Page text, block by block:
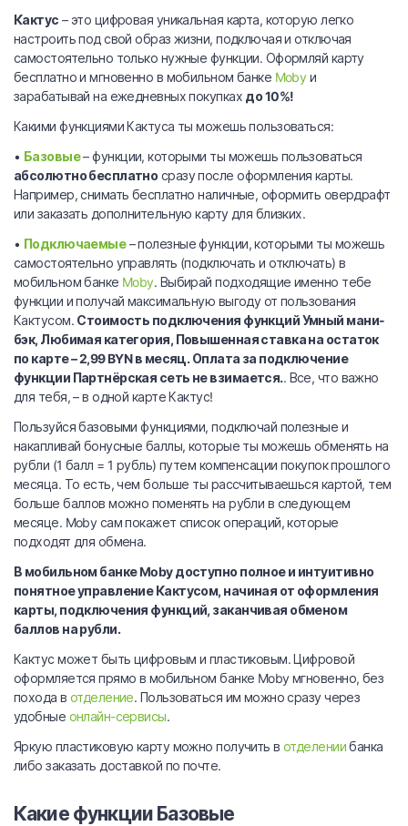
Кактус – это цифровая уникальная карта, которую легко
настроить под свой образ жизни, подключая и отключая
самостоятельно только нужные функции. Оформляй карту
бесплатно и мгновенно в мобильном банке Mobyи
зарабатывай на ежедневных покупках до 10%!
Какими функциями Кактуса ты можешь пользоваться:
• Базовые– функции, которыми ты можешь пользоваться
абсолютно бесплатно сразу после оформления карты.
Например, снимать бесплатно наличные, оформить овердрафт
или заказать дополнительную карту для близких.
• Подключаемые– полезные функции, которыми ты можешь
самостоятельно управлять (подключать и отключать) в
мобильном банке Moby. Выбирай подходящие именно тебе
функции и получай максимальную выгоду от пользования
Кактусом. Стоимость подключения функций Умный мани-
бэк, Любимая категория, Повышенная ставка на остаток
по карте – 2,99 BYN в месяц. Оплата за подключение
функции Партнёрская сеть не взимается.. Все, что важно
для тебя, – в одной карте Кактус!
Пользуйся базовыми функциями, подключай полезные и
накапливай бонусные баллы, которые ты можешь обменять на
рубли (1 балл = 1 рубль) путем компенсации покупок прошлого
месяца. То есть, чем больше ты рассчитываешься картой, тем
больше баллов можно поменять на рубли в следующем
месяце. Moby сам покажет список операций, которые
подходят для обмена.
В мобильном банке Moby доступно полное и интуитивно
понятное управление Кактусом, начиная от оформления
карты, подключения функций, заканчивая обменом
баллов на рубли.
Кактус может быть цифровым и пластиковым. Цифровой
оформляется прямо в мобильном банке Moby мгновенно, без
похода в отделение. Пользоваться им можно сразу через
удобные онлайн-сервисы.
Яркую пластиковую карту можно получить вотделениибанка
либо заказать доставкой по почте.
Какие функции Базовые